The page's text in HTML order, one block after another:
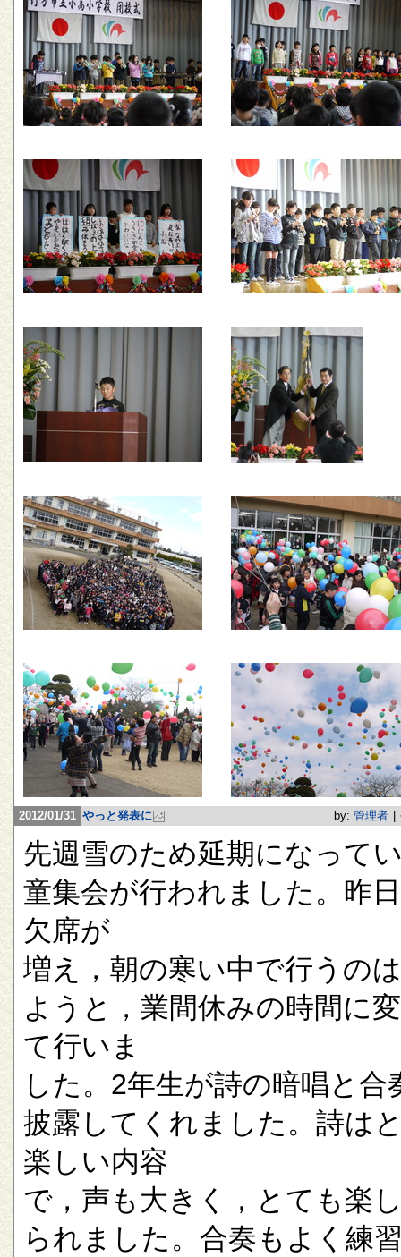
2012/01/31 やっと発表に by: 管理者
先週雪のため延期になって
童集会が行われました。昨
欠席が
増え，朝の寒い中で行うの
ようと，業間休みの時間に
て行いま
した。2年生が詩の暗唱と合
披露してくれました。詩は
楽しい内容
で，声も大きく，とても楽
られました。合奏もよく練